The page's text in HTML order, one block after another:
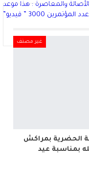
الأصالة والمعاصرة : هذا موعد
3000 ” فيديو”
غير مصنف
الحضرية بمراكش
بمناسبة عيد